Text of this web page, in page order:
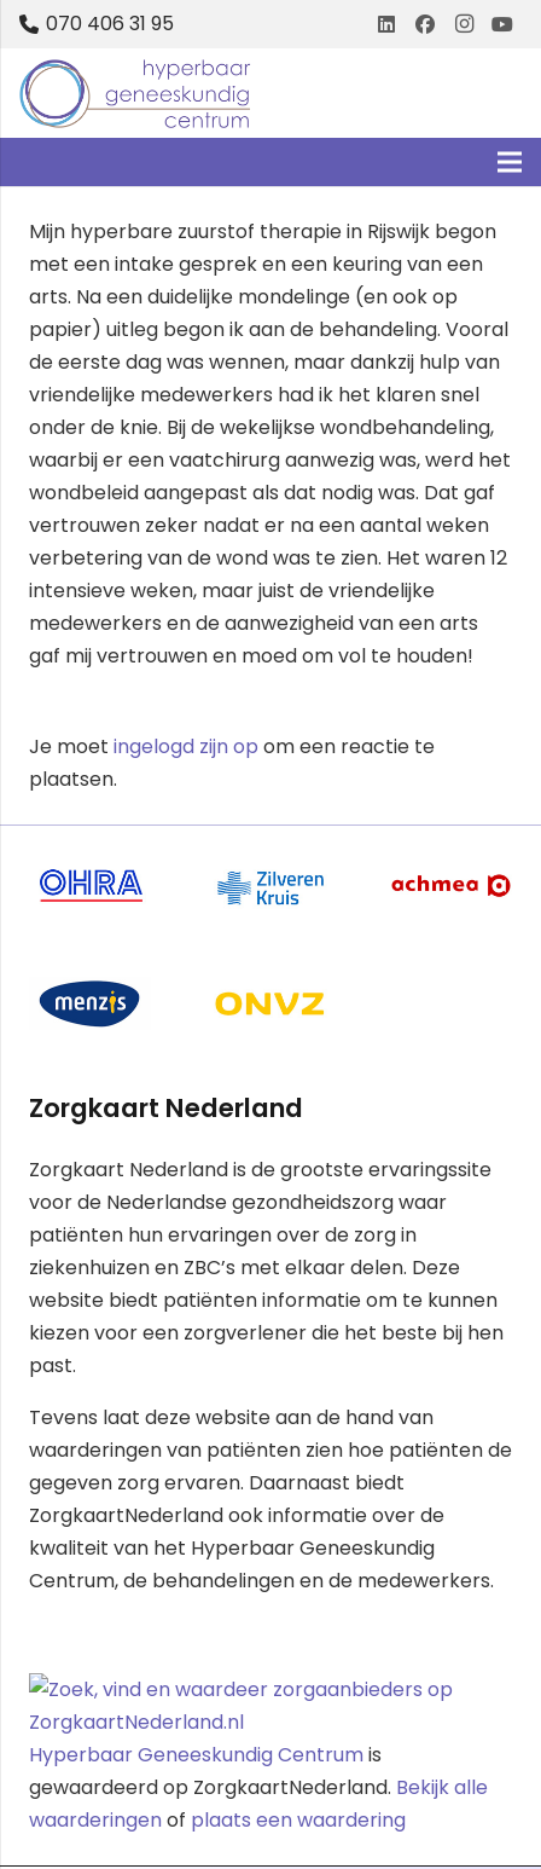
070 406 31 95
Mijn hyperbare zuurstof therapie in Rijswijk begon
met een intake gesprek en een keuring van een
arts. Na een duidelijke mondelinge (en ook op
papier) uitleg begon ik aan de behandeling. Vooral
de eerste dag was wennen, maar dankzij hulp van
vriendelijke medewerkers had ik het klaren snel
onder de knie. Bij de wekelijkse wondbehandeling,
waarbij er een vaatchirurg aanwezig was, werd het
wondbeleid aangepast als dat nodig was. Dat gaf
vertrouwen zeker nadat er na een aantal weken
verbetering van de wond was te zien. Het waren 12
intensieve weken, maar juist de vriendelijke
medewerkers en de aanwezigheid van een arts
gaf mij vertrouwen en moed om vol te houden!
Je moet ingelogd zijn op om een reactie te
plaatsen.
Zorgkaart Nederland
Zorgkaart Nederland is de grootste ervaringssite
voor de Nederlandse gezondheidszorg waar
patiënten hun ervaringen over de zorg in
ziekenhuizen en ZBC’s met elkaar delen. Deze
website biedt patiënten informatie om te kunnen
kiezen voor een zorgverlener die het beste bij hen
past.
Tevens laat deze website aan de hand van
waarderingen van patiënten zien hoe patiënten de
gegeven zorg ervaren. Daarnaast biedt
ZorgkaartNederland ook informatie over de
kwaliteit van het Hyperbaar Geneeskundig
Centrum, de behandelingen en de medewerkers.
Hyperbaar Geneeskundig Centrum is
gewaardeerd op ZorgkaartNederland. Bekijk alle
waarderingen of plaats een waardering